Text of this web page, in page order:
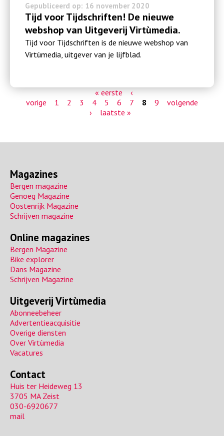
Gepubliceerd op: 16 november 2020
Tijd voor Tijdschriften! De nieuwe
webshop van Uitgeverij Virtùmedia.
Tijd voor Tijdschriften is de nieuwe webshop van
Virtùmedia, uitgever van je lijfblad.
n
a
'
s
« eerste
‹
vorige
1 2 3 4 5 6 7 8 9
volgende
›
laatste »
Magazines
Bergen magazine
Genoeg Magazine
Oostenrijk Magazine
Schrijven magazine
Online magazines
Bergen Magazine
Bike explorer
Dans Magazine
Schrijven Magazine
Uitgeverij Virtùmedia
Abonneebeheer
Advertentieacquisitie
Overige diensten
Over Virtùmedia
Vacatures
Contact
Huis ter Heideweg 13
3705 MA Zeist
030-6920677
mail